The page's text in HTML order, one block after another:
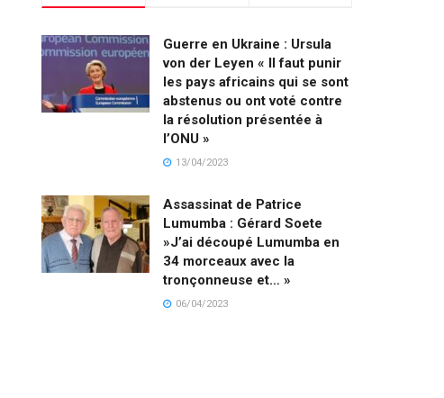
Guerre en Ukraine : Ursula
von der Leyen « Il faut punir
les pays africains qui se sont
abstenus ou ont voté contre
la résolution présentée à
l’ONU »
13/04/2023
Assassinat de Patrice
Lumumba : Gérard Soete
»J’ai découpé Lumumba en
34 morceaux avec la
tronçonneuse et… »
06/04/2023